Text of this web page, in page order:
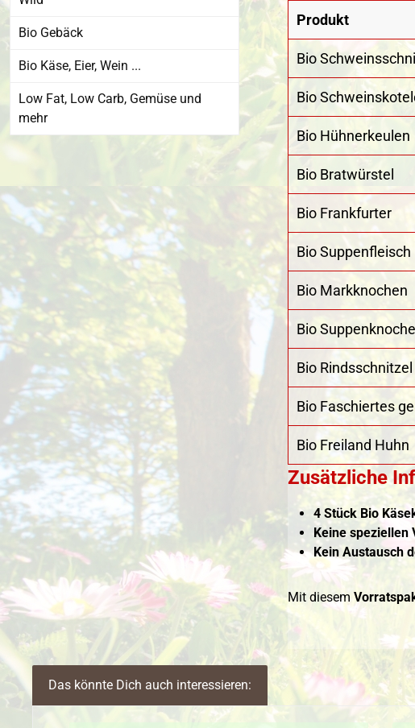
Bio Gebäck
Bio Käse, Eier, Wein ...
Low Fat, Low Carb, Gemüse und
mehr
Produkt
Bio
Bio
Bio Hühnerkeulen
Bio Bratwürstel
Bio Frankfurter
Bio Suppenfleisch
Bio Markknochen
Bio
Bio Rindsschnitzel
Bio Faschiertes
Bio Freiland Huhn
Zusätzliche
4 Stück Bio
Keine speziellen
Kein Austausch
Mit diesem
Das könnte Dich auch interessieren: